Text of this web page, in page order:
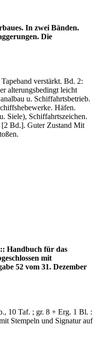
In zwei Bänden.
Die
verstärkt. Bd. 2:
alterungsbedingt leicht
u. Schiffahrtsbetrieb.
Häfen.
Siele), Schiffahrtszeichen.
[2 Bd.]. Guter Zustand Mit
Handbuch für das
mit
52 vom 31. Dezember
10 Taf. ; gr. 8 + Erg. 1 Bl. :
Stempeln und Signatur auf